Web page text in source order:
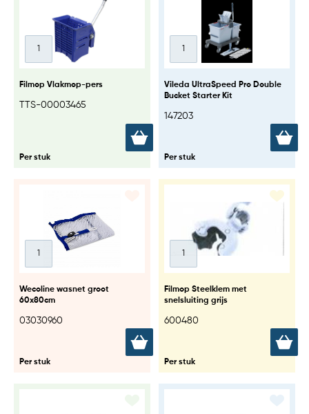
Filmop Vlakmop-pers
TTS-00003465
Per stuk
Vileda UltraSpeed Pro Double
Bucket Starter Kit
147203
Per stuk
Wecoline wasnet groot
60x80cm
03030960
Per stuk
Filmop Steelklem met
snelsluiting grijs
600480
Per stuk